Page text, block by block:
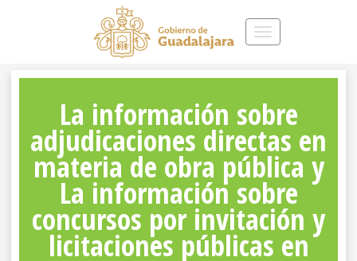
Toggle
navigation
La información sobre
adjudicaciones directas en
materia de obra pública y
La información sobre
concursos por invitación y
licitaciones públicas en